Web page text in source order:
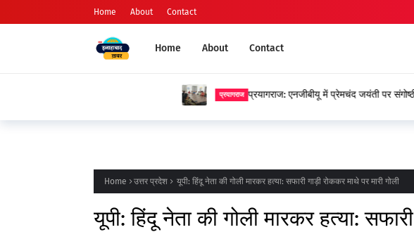
Home About Contact
Home About Contact
प्रयागराज: एनजीबीयू में प्रेमचंद जयंती पर संगोष्ठी आयोजित
Home उत्तर प्रदेश यूपी: हिंदू नेता की गोली मारकर हत्या: सफारी गाड़ी रोककर माथे पर मारी गोली
यूपी: हिंदू नेता की गोली मारकर हत्या: